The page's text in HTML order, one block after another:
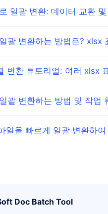
일괄 변환: 데이터 교환
괄 변환하는 방법은?
변환 튜토리얼: 여러 xlsx
괄 변환하는 방법 및 작업
일을 빠르게 일괄 변환하
Doc Batch Tool